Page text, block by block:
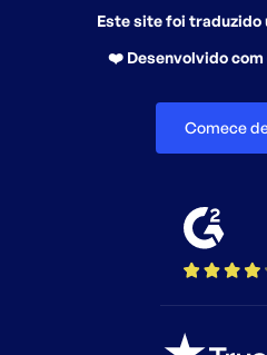
Este site foi traduzido
❤️ Desenvolvido com
Comece